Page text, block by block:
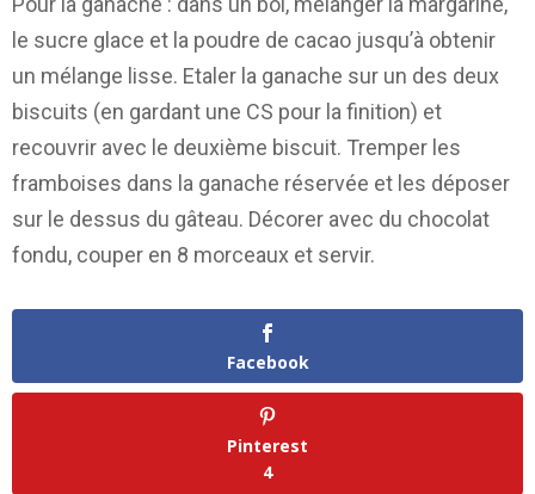
le sucre glace et la poudre de cacao jusqu’à obtenir
un mélange lisse. Etaler la ganache sur un des deux
biscuits (en gardant une CS pour la finition) et
recouvrir avec le deuxième biscuit. Tremper les
framboises dans la ganache réservée et les déposer
sur le dessus du gâteau. Décorer avec du chocolat
fondu, couper en 8 morceaux et servir.
Facebook
Pinterest
4